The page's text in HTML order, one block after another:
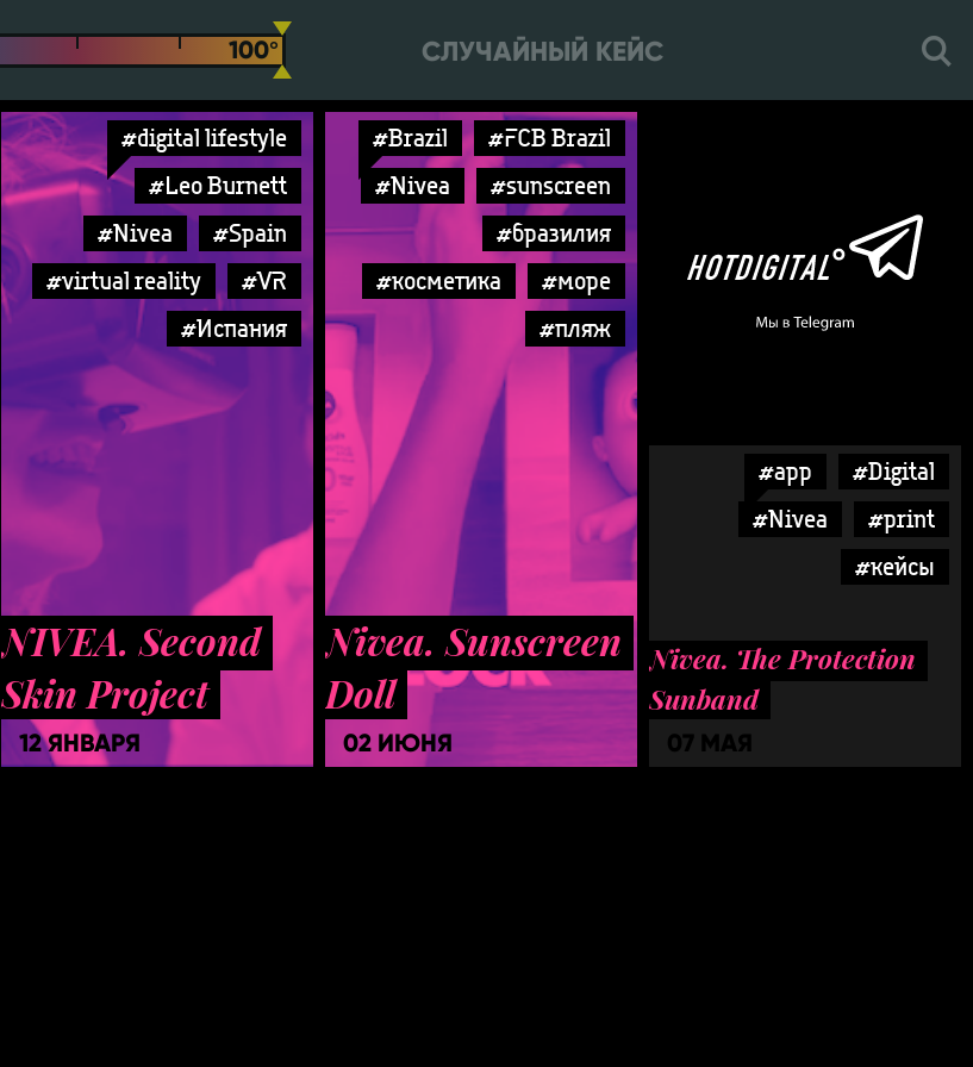
СЛУЧАЙНЫЙ КЕЙС
#digital lifestyle
#Leo Burnett
#Nivea
#Spain
#virtual reality
#VR
#Испания
NIVEA. Second
Skin Project
12 ЯНВАРЯ
#Brazil
#FCB Brazil
#Nivea
#sunscreen
#бразилия
#косметика
#море
#пляж
Nivea. Sunscreen
Doll
02 ИЮНЯ
#app
#Digital
#Nivea
#print
#кейсы
Nivea. The Protection
Sunband
07 МАЯ